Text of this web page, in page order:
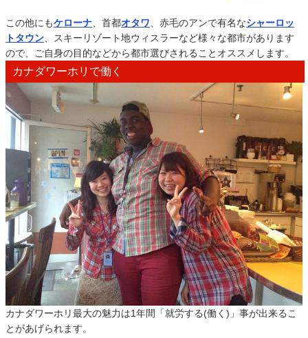
この他にもケローナ 、首都オタワ 、赤毛のアンで有名なシャーロッ
トタウン 、スキーリゾート地ウィスラーなど様々な都市があります
ので、ご自身の目的などから都市選びされることオススメします。
カナダワーホリで働く
カナダワーホリ最大の魅力は1年間「就労する(働く)」事が出来るこ
とがあげられます。